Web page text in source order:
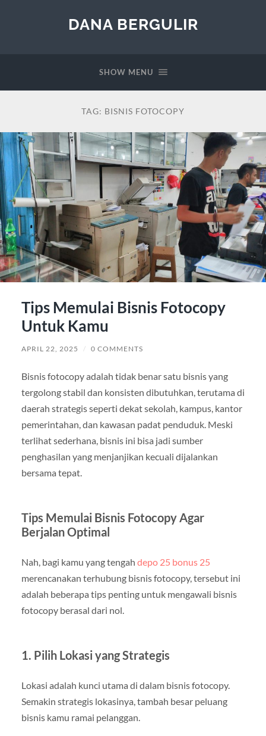
DANA BERGULIR
SHOW MENU
TAG: BISNIS FOTOCOPY
Tips Memulai Bisnis Fotocopy
Untuk Kamu
APRIL 22, 2025 / 0 COMMENTS
Bisnis fotocopy adalah tidak benar satu bisnis yang
tergolong stabil dan konsisten dibutuhkan, terutama di
daerah strategis seperti dekat sekolah, kampus, kantor
pemerintahan, dan kawasan padat penduduk. Meski
terlihat sederhana, bisnis ini bisa jadi sumber
penghasilan yang menjanjikan kecuali dijalankan
bersama tepat.
Tips Memulai Bisnis Fotocopy Agar
Berjalan Optimal
Nah, bagi kamu yang tengah depo 25 bonus 25
merencanakan terhubung bisnis fotocopy, tersebut ini
adalah beberapa tips penting untuk mengawali bisnis
fotocopy berasal dari nol.
1. Pilih Lokasi yang Strategis
Lokasi adalah kunci utama di dalam bisnis fotocopy.
Semakin strategis lokasinya, tambah besar peluang
bisnis kamu ramai pelanggan.